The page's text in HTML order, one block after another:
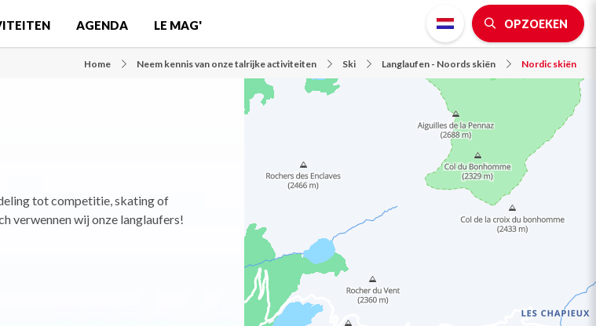
AGENDA LE MAG' OPZOEKEN
Home Neem kennis van onze talrijke activiteiten Ski Langlaufen - Noords skiën Nordic skiën
tot competitie, skating of
verwennen wij onze langlaufers!